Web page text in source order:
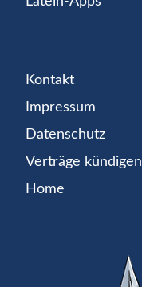
Kontakt
Impressum
Datenschutz
Verträge kündigen
Home